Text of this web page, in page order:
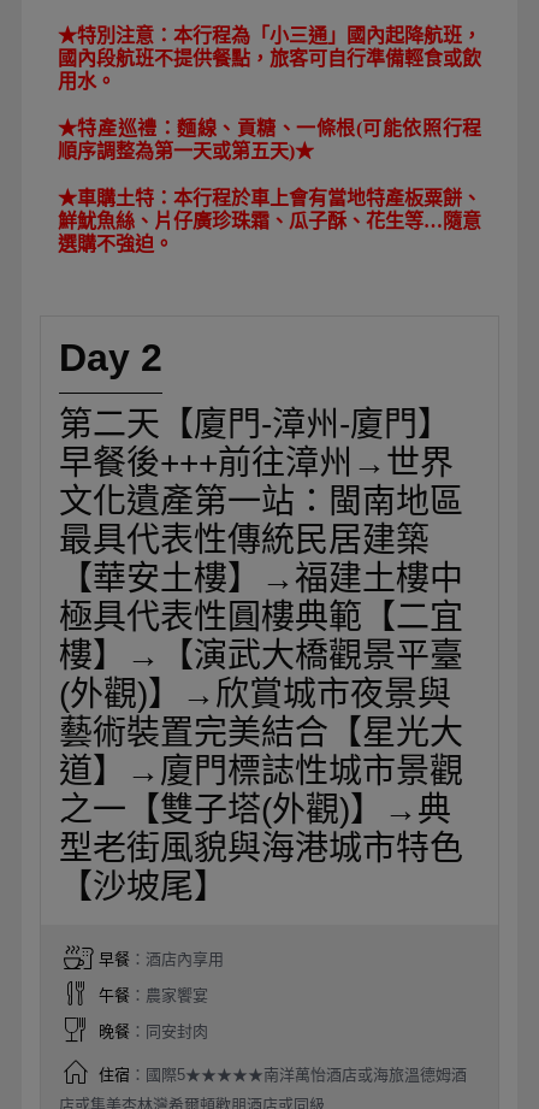
★特別注意：本行程為「小三通」國內起降航班，
國內段航班不提供餐點，旅客可自行準備輕食或飲
用水。
★特產巡禮：麵線、貢糖、一條根(可能依照行程
順序調整為第一天或第五天)★
★車購土特：本行程於車上會有當地特產板粟餅、
鮮魷魚絲、片仔廣珍珠霜、瓜子酥、花生等…隨意
選購不強迫 。
Day 2
第二天【廈門-漳州-廈門】
早餐後+++前往漳州→世界
文化遺產第一站：閩南地區
最具代表性傳統民居建築
【華安土樓】→福建土樓中
極具代表性圓樓典範【二宜
樓】→【演武大橋觀景平臺
(外觀)】→欣賞城市夜景與
藝術裝置完美結合【星光大
道】→廈門標誌性城市景觀
之一【雙子塔(外觀)】→典
型老街風貌與海港城市特色
【沙坡尾】
早餐：酒店內享用
午餐：農家饗宴
晚餐：同安封肉
住宿 ：國際5★★★★★南洋萬怡酒店或海旅溫德姆酒
店或集美杏林灣希爾頓歡朋酒店或同級